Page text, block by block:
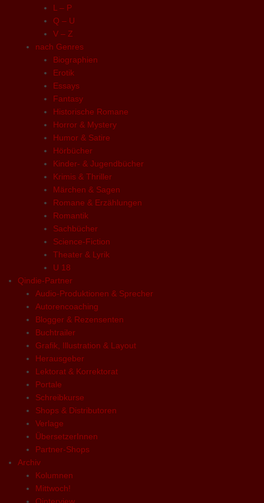
L – P
Q – U
V – Z
nach Genres
Biographien
Erotik
Essays
Fantasy
Historische Romane
Horror & Mystery
Humor & Satire
Hörbücher
Kinder- & Jugendbücher
Krimis & Thriller
Märchen & Sagen
Romane & Erzählungen
Romantik
Sachbücher
Science-Fiction
Theater & Lyrik
U 18
Qindie-Partner
Audio-Produktionen & Sprecher
Autorencoaching
Blogger & Rezensenten
Buchtrailer
Grafik, Illustration & Layout
Herausgeber
Lektorat & Korrektorat
Portale
Schreibkurse
Shops & Distributoren
Verlage
ÜbersetzerInnen
Partner-Shops
Archiv
Kolumnen
Mittwoch!
Qinterview